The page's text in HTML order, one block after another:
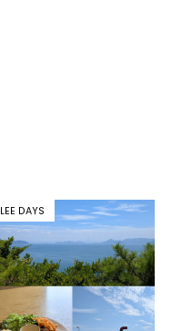
LEE DAYS